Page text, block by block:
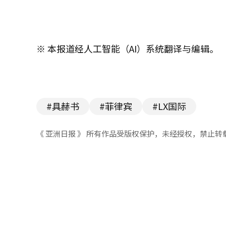
※ 本报道经人工智能（AI）系统翻译与编辑。
#具赫书 #菲律宾 #LX国际
《 亚洲日报 》 所有作品受版权保护，未经授权，禁止转